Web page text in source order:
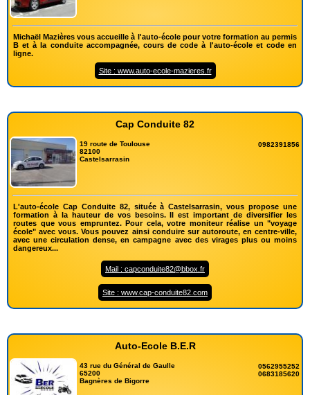
Michaël Mazières vous accueille à l'auto-école pour votre formation au permis
B et à la conduite accompagnée, cours de code à l'auto-école et code en
ligne.
Site : www.auto-ecole-mazieres.fr
Cap Conduite 82
19 route de Toulouse
82100
Castelsarrasin
0982391856
L'auto-école Cap Conduite 82, située à Castelsarrasin, vous propose une
formation à la hauteur de vos besoins. Il est important de diversifier les
routes que vous empruntez. Pour cela, votre moniteur réalise un "voyage
école" avec vous. Vous pouvez ainsi conduire sur autoroute, en centre-ville,
avec une circulation dense, en campagne avec des virages plus ou moins
dangereux...
Mail : capconduite82@bbox.fr
Site : www.cap-conduite82.com
Auto-Ecole B.E.R
43 rue du Général de Gaulle
65200
Bagnères de Bigorre
0562955252
0683185620